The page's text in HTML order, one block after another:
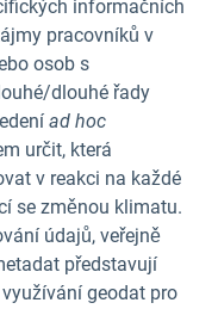
informačních
pracovníků v
osob s
dlouhé řady
ad hoc
určit, která
v reakci na každé
se změnou klimatu.
údajů, veřejně
představují
geodat pro